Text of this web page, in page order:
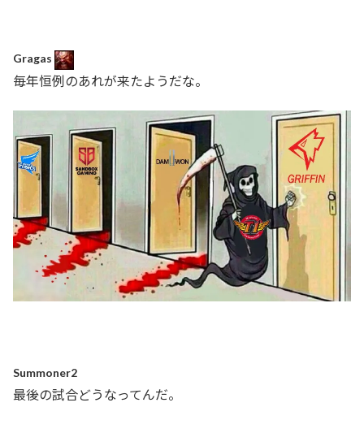
Gragas
毎年恒例のあれが来たようだな。
Summoner2
最後の試合どうなってんだ。